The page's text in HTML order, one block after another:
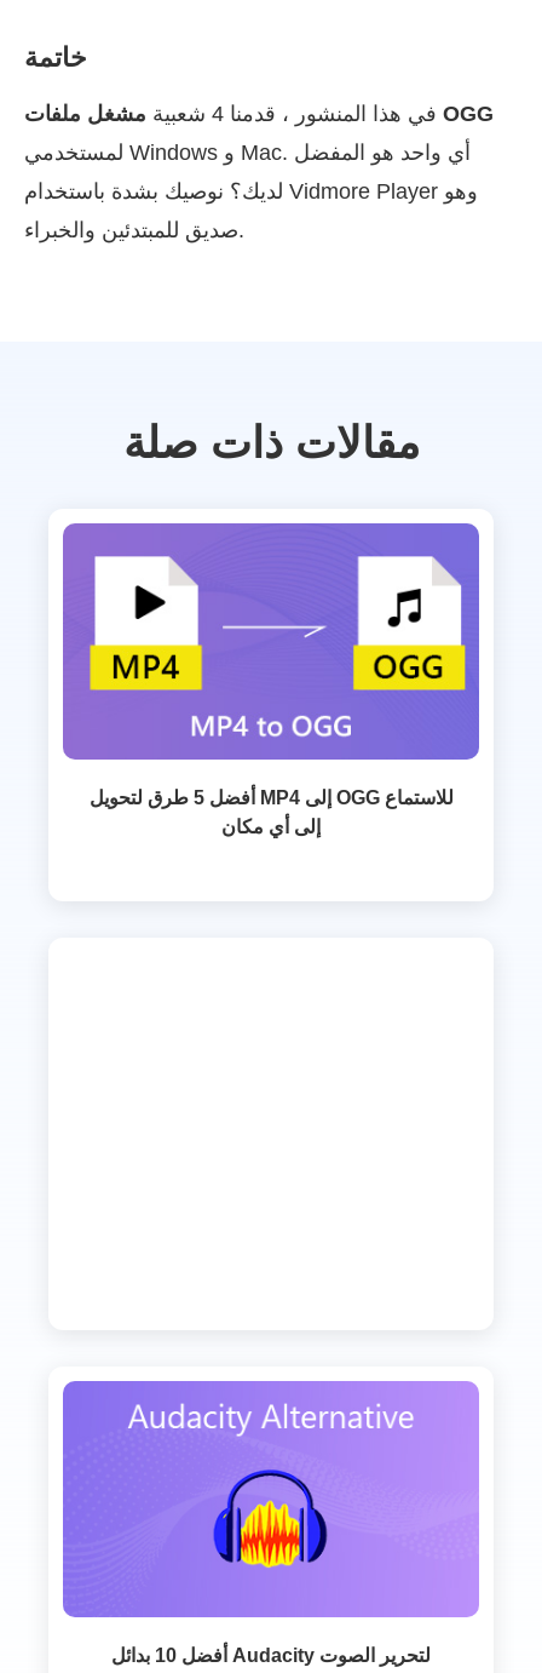
خاتمة
في هذا المنشور ، قدمنا 4 شعبية مشغل ملفات OGG
لمستخدمي Windows و Mac. أي واحد هو المفضل
لديك؟ نوصيك بشدة باستخدام Vidmore Player وهو
صديق للمبتدئين والخبراء.
مقالات ذات صلة
أفضل 5 طرق لتحويل MP4 إلى OGG للاستماع
إلى أي مكان
أفضل 10 بدائل Audacity لتحرير الصوت